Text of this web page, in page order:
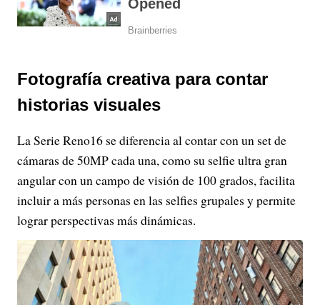
Fotografía creativa para contar
historias visuales
La Serie Reno16 se diferencia al contar con un set de
cámaras de 50MP cada una, como su selfie ultra gran
angular con un campo de visión de 100 grados, facilita
incluir a más personas en las selfies grupales y permite
lograr perspectivas más dinámicas.